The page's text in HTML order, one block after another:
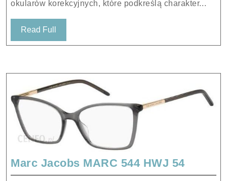
okularów korekcyjnych, które podkreślą charakter...
Read Full
Full
Marc Jacobs MARC 544 HWJ 54Marc
Jacobs